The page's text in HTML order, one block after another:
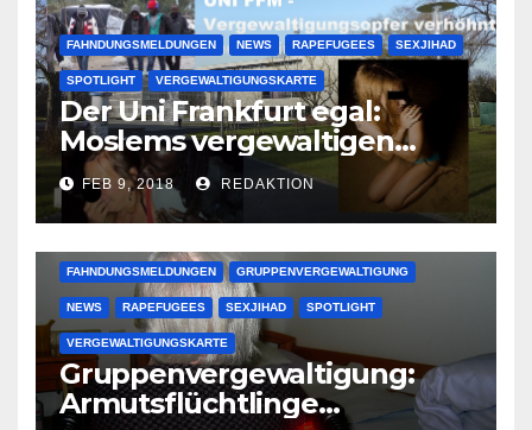
FAHNDUNGSMELDUNGEN NEWS RAPEFUGEES SEXJIHAD
SPOTLIGHT VERGEWALTIGUNGSKARTE
Der Uni Frankfurt egal:
Moslems vergewaltigen
deutsche Studentinnen auf
Uni-Campus
FEB 9, 2018 REDAKTION
FAHNDUNGSMELDUNGEN GRUPPENVERGEWALTIGUNG
NEWS RAPEFUGEES SEXJIHAD SPOTLIGHT
VERGEWALTIGUNGSKARTE
Gruppenvergewaltigung:
Armutsflüchtlinge